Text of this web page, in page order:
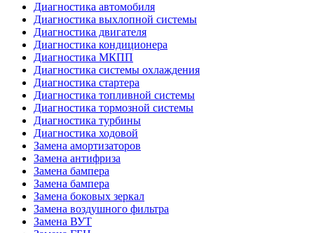
Диагностика автомобиля
Диагностика выхлопной системы
Диагностика двигателя
Диагностика кондиционера
Диагностика МКПП
Диагностика системы охлаждения
Диагностика стартера
Диагностика топливной системы
Диагностика тормозной системы
Диагностика турбины
Диагностика ходовой
Замена амортизаторов
Замена антифриза
Замена бампера
Замена бампера
Замена боковых зеркал
Замена воздушного фильтра
Замена ВУТ